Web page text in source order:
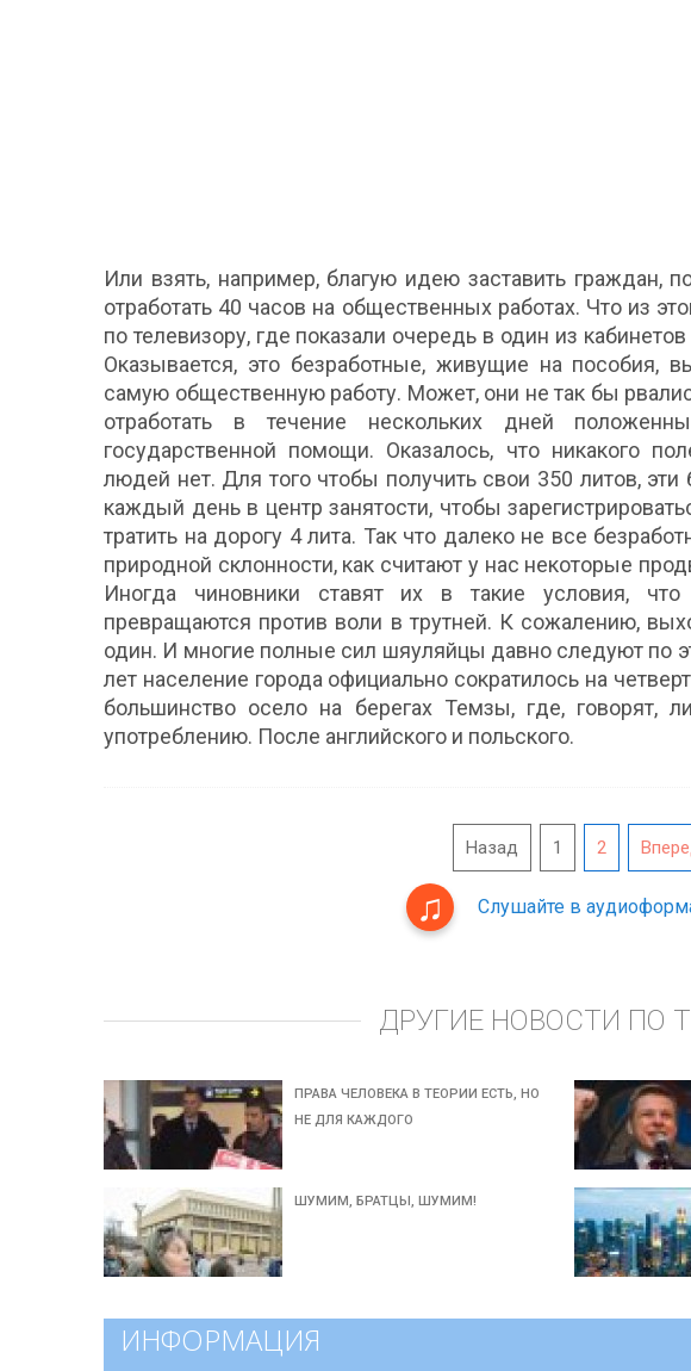
Или взять, например, благую идею заставить граждан,
отработать 40 часов на общественных работах. Что из
по телевизору, где показали очередь в один из
Оказывается, это безработные, живущие на пособия,
самую общественную работу. Может, они не так бы
отработать в течение нескольких дней
государственной помощи. Оказалось, что никакого
людей нет. Для того чтобы получить свои 350 литов,
каждый день в центр занятости, чтобы
тратить на дорогу 4 лита. Так что далеко не все
природной склонности, как считают у нас некоторые
Иногда чиновники ставят их в такие условия,
превращаются против воли в трутней. К сожалению,
один. И многие полные сил шяуляйцы давно следуют по
лет население города официально сократилось на
большинство осело на берегах Темзы, где, говорят,
употреблению. После английского и польского.
Назад 1 2
Слушайте в
ДРУГИЕ НОВОСТИ ПО
ПРАВА ЧЕЛОВЕКА В ТЕОРИИ ЕСТЬ, НО
НЕ ДЛЯ КАЖДОГО
ШУМИМ, БРАТЦЫ, ШУМИМ!
ИНФОРМАЦИЯ